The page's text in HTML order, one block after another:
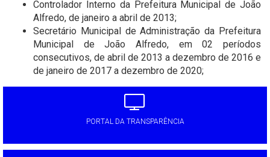
Controlador Interno da Prefeitura Municipal de João
Alfredo, de janeiro a abril de 2013;
Secretário Municipal de Administração da Prefeitura
Municipal de João Alfredo, em 02 períodos
consecutivos, de abril de 2013 a dezembro de 2016 e
de janeiro de 2017 a dezembro de 2020;
PORTAL DA TRANSPARÊNCIA